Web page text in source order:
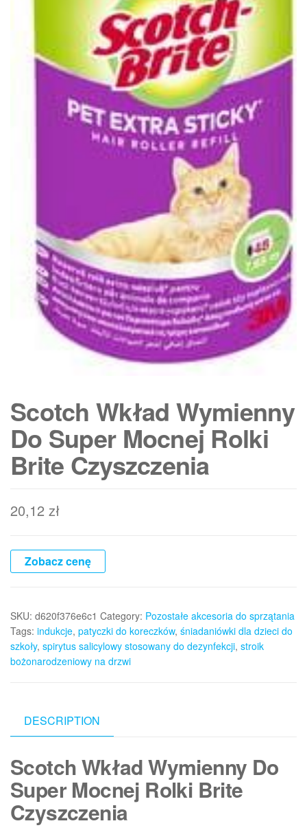
Scotch Wkład Wymienny
Do Super Mocnej Rolki
Brite Czyszczenia
20,12 zł
Zobacz cenę
SKU: d620f376e6c1 Category: Pozostałe akcesoria do sprzątania
Tags: indukcje, patyczki do koreczków, śniadaniówki dla dzieci do
szkoły, spirytus salicylowy stosowany do dezynfekcji, stroik
bożonarodzeniowy na drzwi
DESCRIPTION
Scotch Wkład Wymienny Do
Super Mocnej Rolki Brite
Czyszczenia